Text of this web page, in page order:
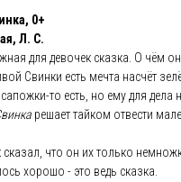
0+
Л. С.
для девочек сказка. О чём
Свинки есть мечта насчёт
то есть, но ему для дела
решает тайком отвести
что он их только
хорошо - это ведь сказка.